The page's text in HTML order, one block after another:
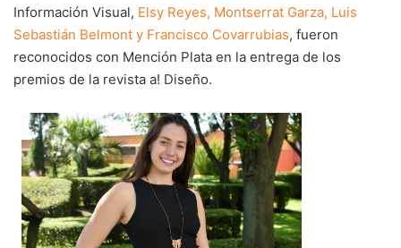
Información Visual, Elsy Reyes, Montserrat Garza, Luis
Sebastián Belmont y Francisco Covarrubias, fueron
reconocidos con Mención Plata en la entrega de los
premios de la revista a! Diseño.